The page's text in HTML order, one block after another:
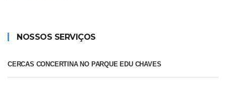
NOSSOS SERVIÇOS
CERCAS CONCERTINA NO PARQUE EDU CHAVES